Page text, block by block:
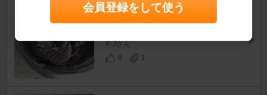
溶接デフロック
キャリイトラック
K-Jさん
8
1
会員登録をして使う